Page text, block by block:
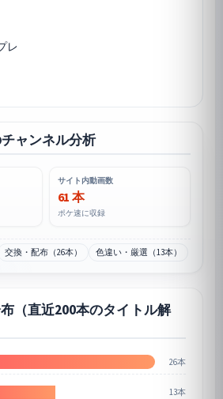
レ
ャンネル分析
サイト内動画数
61 本
ポケ速に収録
交換・配布（26本） 色違い・厳選（13本）
（直近200本のタイトル解
26本
13本